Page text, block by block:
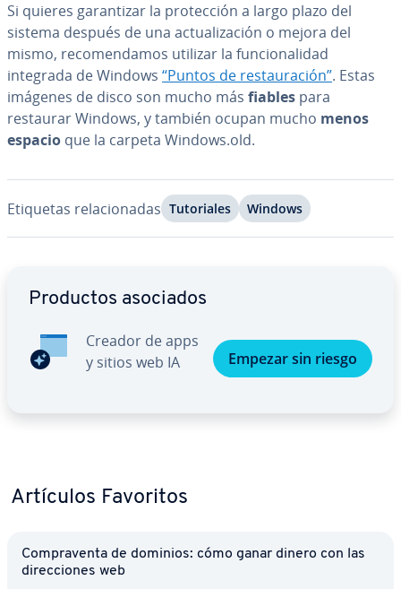
Si quieres ga­ra­n­ti­zar la pro­te­c­ción a largo plazo del
sistema después de una ac­tua­li­za­ción o mejora del
mismo, re­co­me­n­da­mos utilizar la fu­n­cio­na­li­dad
integrada de Windows “Puntos de re­s­tau­ra­ción”. Estas
imágenes de disco son mucho más fiables para
restaurar Windows, y también ocupan mucho menos
espacio que la carpeta Windows.old.
Etiquetas re­la­cio­na­das Tu­to­ria­les Windows
Productos asociados
Creador de apps
y sitios web IA
Empezar sin riesgo
Artículos Favoritos
Co­m­pra­ve­n­ta de dominios: cómo ganar dinero con las
di­re­c­cio­nes web